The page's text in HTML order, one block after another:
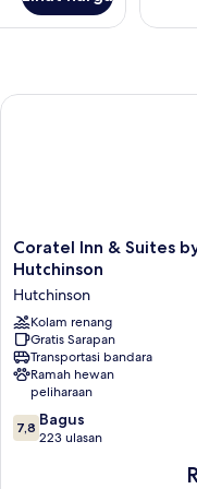
King,
Bebas
Coratel
Inn
Suites
by
Jasper
Hutchinson
Hutchinson
Coratel Inn & Suites
Hutchinson
Hutchinson
Kolam renang
Gratis Sarapan
Transportasi bandara
Ramah hewan
peliharaan
7.8
dari
7,8 Bagus
223 ulasan
Coratel Inn & Suites by